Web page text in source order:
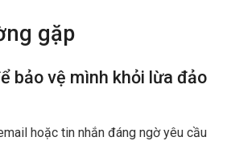
gặp
bảo vệ mình khỏi lừa đảo
hoặc tin nhắn đáng ngờ yêu cầu